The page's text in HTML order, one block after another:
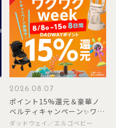
2026.08.07
ポイント15%還元＆豪華ノ
ベルティキャンペーン✨ワク
ワクweek開催✨
ダッドウェイ／エルゴベビー